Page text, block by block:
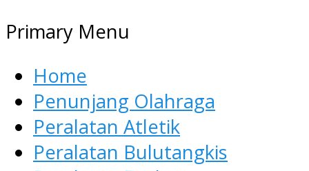
Primary Menu
Home
Penunjang Olahraga
Peralatan Atletik
Peralatan Bulutangkis